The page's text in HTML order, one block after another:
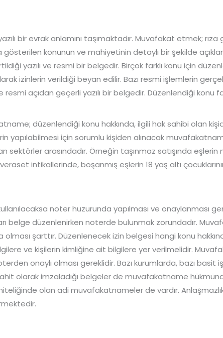
bir evrak anlamını taşımaktadır. Muvafakat etmek;
konunun ve mahiyetinin detaylı bir şekilde
yazılı ve resmi bir belgedir. Birçok farklı konu için
izinlerin verildiği beyan edilir. Bazı resmi işlemlerin
açıdan geçerli yazılı bir belgedir. Düzenlendiği konu
düzenlendiği konu hakkında, ilgili hak sahibi olan
yapılabilmesi için sorumlu kişiden alınacak
sektörler arasındadır. Örneğin taşınmaz satışında
intikallerinde, boşanmış eşlerin 18 yaş altı
noter huzurunda yapılması ve onaylanması
belge düzenlenirken noterde bulunmak zorundadır.
olması şarttır. Düzenlenecek izin belgesi hangi konu
ve kişilerin kimliğine ait bilgilere yer verilmelidir.
onaylı olması gereklidir. Bazı kurumlarda, bazı basit
olarak imzaladığı belgeler de muvafakatname
olan adi muvafakatnameler de vardır.